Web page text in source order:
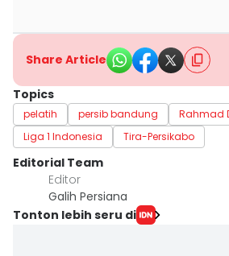
Share Article
Topics
pelatih persib bandung
Rahmad
Liga 1 Indonesia
Tira-Persikabo
Editorial Team
Editor
Galih Persiana
Tonton lebih seru di